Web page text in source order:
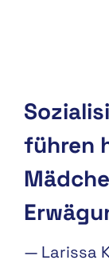
führen
— Larissa